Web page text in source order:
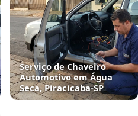
Serviço de Chaveiro
Automotivo em Água
Seca, Piracicaba‑SP